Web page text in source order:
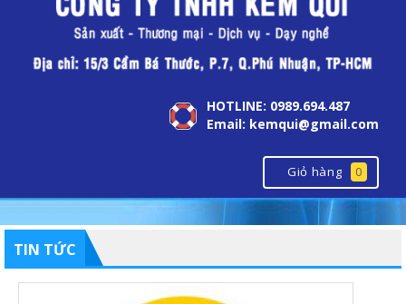
HOTLINE: 0989.694.487
Email: kemqui@gmail.com
Giỏ hàng 0
TIN TỨC